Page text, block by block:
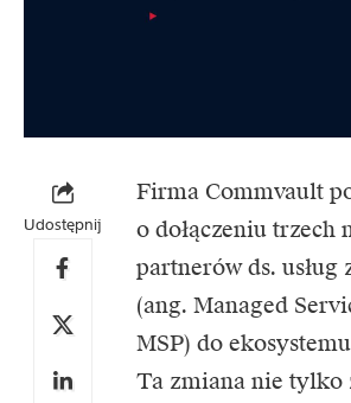
Udostępnij
Firma Commvault
o dołączeniu trzech
partnerów ds. usług
(ang. Managed
MSP) do
Ta zmiana nie tylko